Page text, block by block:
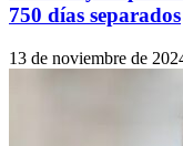
750 días separados
13 de noviembre de